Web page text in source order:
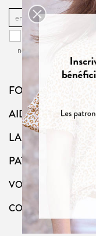
Vous pouvez vous
nos informations de
FOLLOW US
AIDE
LA BOUTIQUE
PATRONS
VOTRE COMPTE
CONTACT